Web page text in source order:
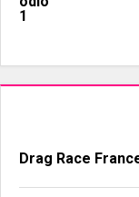
Drag Race